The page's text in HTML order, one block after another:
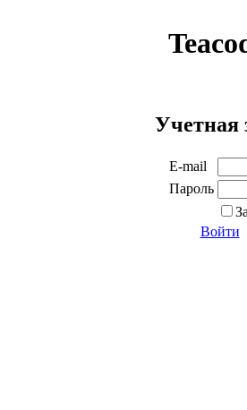
Учетная
E-mail
Пароль
Войти